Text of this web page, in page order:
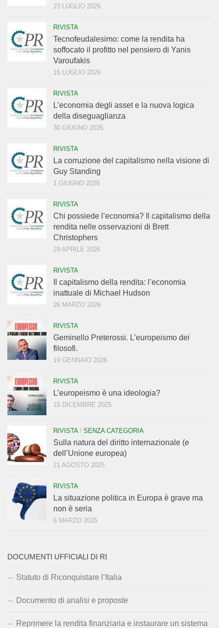
23 LUGLIO 2026
RIVISTA
Tecnofeudalesimo: come la rendita ha
soffocato il profitto nel pensiero di Yanis
Varoufakis
15 LUGLIO 2026
RIVISTA
L’economia degli asset e la nuova logica
della diseguaglianza
30 GIUGNO 2026
RIVISTA
La corruzione del capitalismo nella visione di
Guy Standing
1 GIUGNO 2026
RIVISTA
Chi possiede l’economia? Il capitalismo della
rendita nelle osservazioni di Brett
Christophers
29 APRILE 2026
RIVISTA
Il capitalismo della rendita: l’economia
inattuale di Michael Hudson
26 MARZO 2026
RIVISTA
Geminello Preterossi. L’europeismo dei
filosofi.
19 GENNAIO 2026
RIVISTA
L’europeismo è una ideologia?
15 DICEMBRE 2025
RIVISTA/ SENZA CATEGORIA
Sulla natura del diritto internazionale (e
dell’Unione europea)
21 AGOSTO 2025
RIVISTA
La situazione politica in Europa è grave ma
non è seria
6 MARZO 2025
DOCUMENTI UFFICIALI DI RI
Statuto di Riconquistare l’Italia
Documento di analisi e proposte
Reprimere la rendita finanziaria e instaurare un sistema